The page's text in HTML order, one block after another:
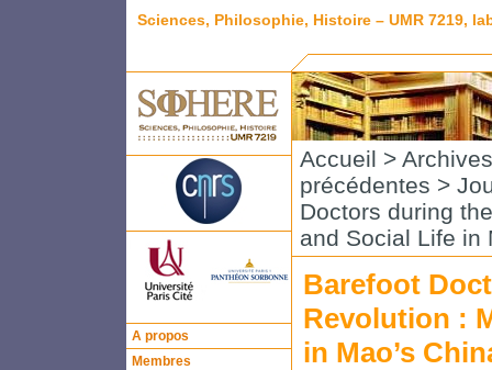
Sciences, Philosophie, Histoire – UMR 7219,
A propos
Membres
Accueil > Archives
précédentes >
Doctors during
and Social Life in
Barefoot
Revolution :
in Mao’s